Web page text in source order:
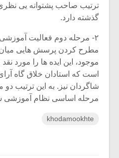
ترتیب صاحب پشتوانه یی
گذشته دارد.
۲- مرحله دوم فعالیت
مطرح کردن پرسش هایی میان
موجود، این ایده ها را مورد
است که استادان خلاق گاه
شاگردان نیز. به این ترتیب
مرحله اساسی نظام
khodamookhte